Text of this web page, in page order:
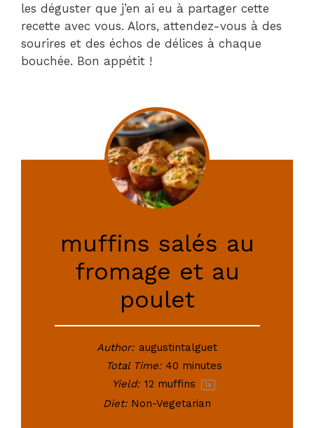
les déguster que j’en ai eu à partager cette
recette avec vous. Alors, attendez-vous à des
sourires et des échos de délices à chaque
bouchée. Bon appétit !
muffins salés au
fromage et au
poulet
Author: augustintalguet
Total Time: 40 minutes
Yield: 12 muffins 1x
Diet: Non-Vegetarian